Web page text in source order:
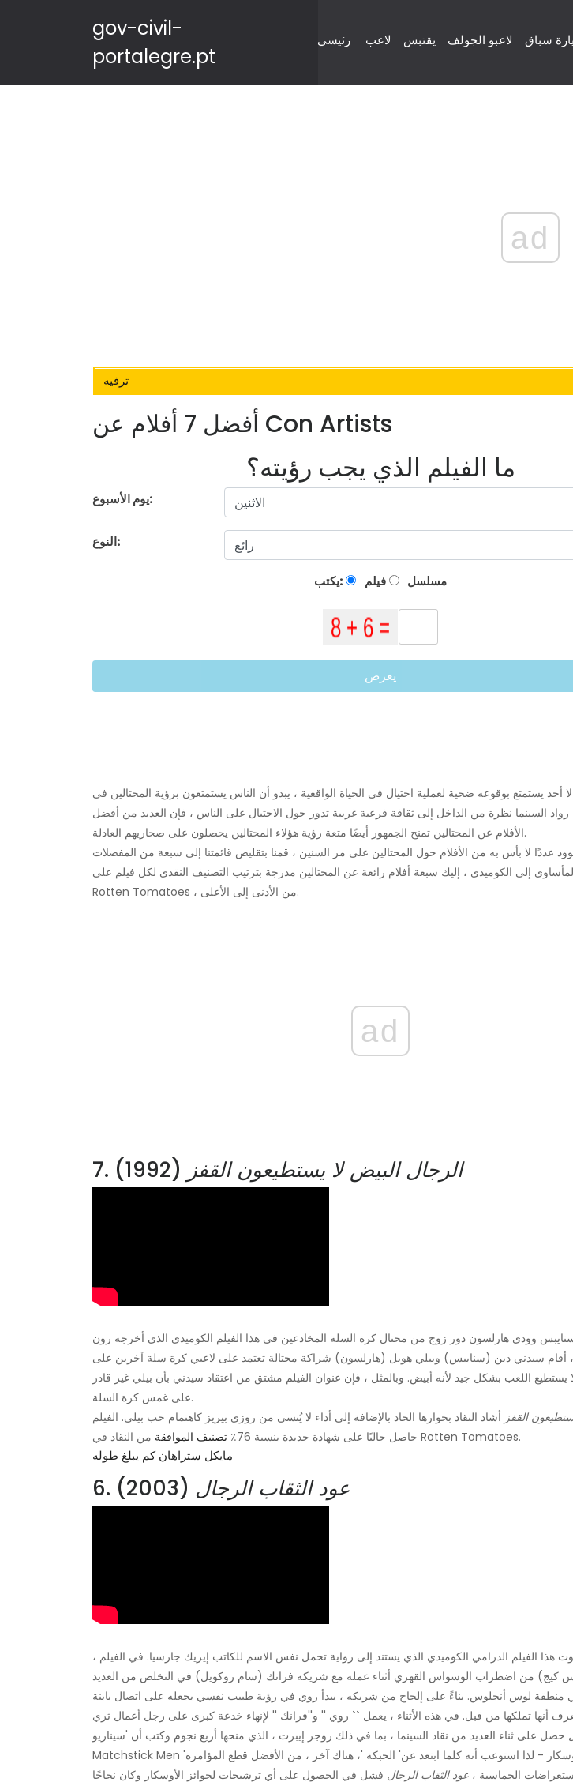
gov-civil-
portalegre.pt
رئيسي لاعب يقتبس لاعبو الجولف سباق
ad
ترفيه
أفضل 7 أفلام عن Con Artists
ما الفيلم الذي يجب رؤيته؟
يوم الأسبوع:
النوع:
يكتب: فيلم مسلسل
يعرض
يستمتع بوقوعه ضحية لعملية احتيال في الحياة الواقعية ، يبدو أن الناس يستمتعون برؤية المحتالين في
رواد السينما نظرة من الداخل إلى ثقافة فرعية غريبة تدور حول الاحتيال على الناس ، فإن العديد من أفضل
الأفلام عن المحتالين تمنح الجمهور أيضًا متعة رؤية هؤلاء المحتالين يحصلون على صحاريهم العادلة.
عددًا لا بأس به من الأفلام حول المحتالين على مر السنين ، قمنا بتقليص قائمتنا إلى سبعة من المفضلات
إلى الكوميدي ، إليك سبعة أفلام رائعة عن المحتالين مدرجة بترتيب التصنيف النقدي لكل فيلم على
Rotten Tomatoes ، من الأدنى إلى الأعلى.
ad
7. الرجال البيض لا يستطيعون القفز (1992)
وودي هارلسون دور زوج من محتال كرة السلة المخادعين في هذا الفيلم الكوميدي الذي أخرجه رون
، أقام سيدني دين (سنايبس) وبيلي هويل (هارلسون) شراكة محتالة تعتمد على لاعبي كرة سلة آخرين على
يستطيع اللعب بشكل جيد لأنه أبيض. وبالمثل ، فإن عنوان الفيلم مشتق من اعتقاد سيدني بأن بيلي غير قادر
على غمس كرة السلة.
القفز أشاد النقاد بحوارها الحاد بالإضافة إلى أداء لا يُنسى من روزي بيريز كاهتمام حب بيلي. الفيلم
حاصل حاليًا على شهادة جديدة بنسبة 76٪
تصنيف الموافقة من النقاد في Rotten Tomatoes.
مايكل ستراهان كم يبلغ طوله
6. عود الثقاب الرجال (2003)
هذا الفيلم الدرامي الكوميدي الذي يستند إلى رواية تحمل نفس الاسم للكاتب إيريك جارسيا. في الفيلم ،
كيج) من اضطراب الوسواس القهري أثناء عمله مع شريكه فرانك (سام روكويل) في التخلص من العديد
منطقة لوس أنجلوس. بناءً على إلحاح من شريكه ، يبدأ روي في رؤية طبيب نفسي يجعله على اتصال بابنة
حصل على ثناء العديد من نقاد السينما ، بما في ذلك روجر إيبرت ، الذي منحها أربع نجوم وكتب أن 'سيناريو'
Matchstick Men 'هو إنجاز من عيار الأوسكار - لذا استوعب أنه كلما ابتعد عن' الحبكة '، هناك آخر ، من الأفضل قطع المؤامرة
الحماسية ، عود الثقاب الرجال فشل في الحصول على أي ترشيحات لجوائز الأوسكار وكان نجاحًا